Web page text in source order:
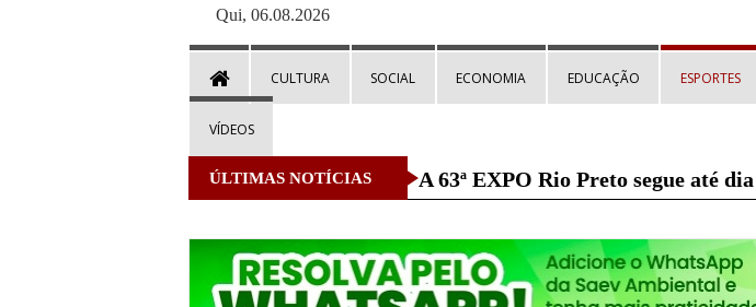
Qui, 06.08.2026
CULTURA SOCIAL ECONOMIA EDUCAÇÃO ESPORTES
VÍDEOS
ÚLTIMAS NOTÍCIAS A 63ª EXPO Rio Preto segue até